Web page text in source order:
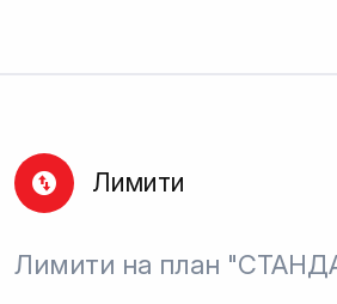
Лимити
Лимити на план